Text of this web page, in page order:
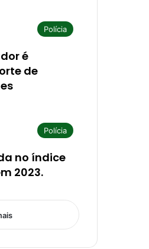
Polícia
é
de
Polícia
no índice
2023.